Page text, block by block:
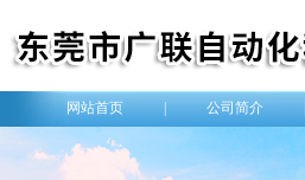
网站首页 公司简介